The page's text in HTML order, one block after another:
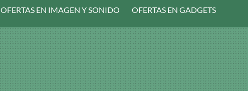
OFERTAS EN IMAGEN Y SONIDO
OFERTAS EN GADGETS